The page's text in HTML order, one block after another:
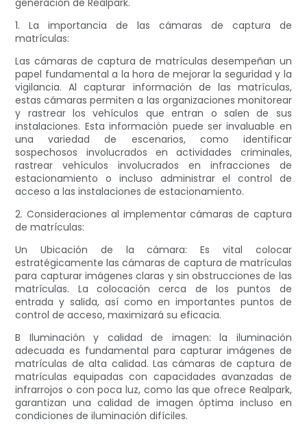
generación de Realpark.
1. La importancia de las cámaras de captura de
matrículas:
Las cámaras de captura de matrículas desempeñan un
papel fundamental a la hora de mejorar la seguridad y la
vigilancia. Al capturar información de las matrículas,
estas cámaras permiten a las organizaciones monitorear
y rastrear los vehículos que entran o salen de sus
instalaciones. Esta información puede ser invaluable en
una variedad de escenarios, como identificar
sospechosos involucrados en actividades criminales,
rastrear vehículos involucrados en infracciones de
estacionamiento o incluso administrar el control de
acceso a las instalaciones de estacionamiento.
2. Consideraciones al implementar cámaras de captura
de matrículas:
Un Ubicación de la cámara: Es vital colocar
estratégicamente las cámaras de captura de matrículas
para capturar imágenes claras y sin obstrucciones de las
matrículas. La colocación cerca de los puntos de
entrada y salida, así como en importantes puntos de
control de acceso, maximizará su eficacia.
B Iluminación y calidad de imagen: la iluminación
adecuada es fundamental para capturar imágenes de
matrículas de alta calidad. Las cámaras de captura de
matrículas equipadas con capacidades avanzadas de
infrarrojos o con poca luz, como las que ofrece Realpark,
garantizan una calidad de imagen óptima incluso en
condiciones de iluminación difíciles.